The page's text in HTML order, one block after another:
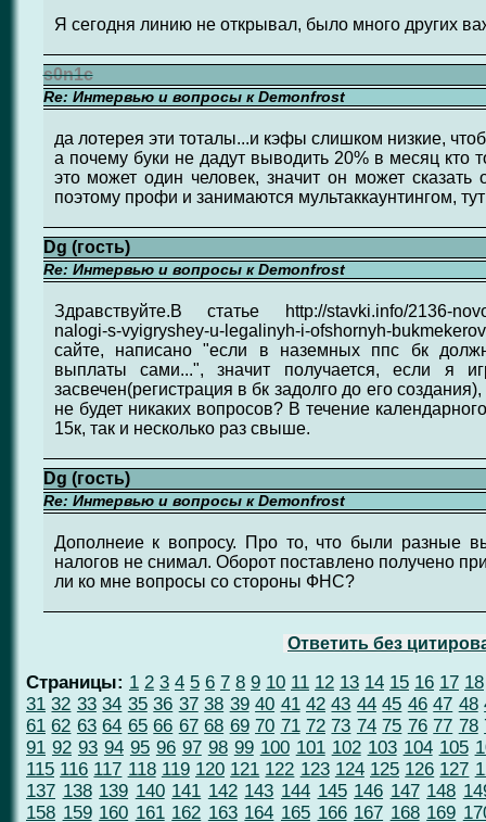
Я сегодня линию не открывал, было много других
s0n1c
Re: Интервью и вопросы к Demonfrost
да лотерея эти тоталы...и кэфы слишком низкие,
а почему буки не дадут выводить 20% в месяц кто
это может один человек, значит он может сказать
поэтому профи и занимаются мультаккаунтингом,
Dg (гость)
Re: Интервью и вопросы к Demonfrost
Здравствуйте.В статье http://stavki.info/2136-
nalogi-s-vyigryshey-u-legalinyh-i-ofshornyh-
сайте, написано "если в наземных ппс бк
выплаты сами...", значит получается, если я
засвечен(регистрация в бк задолго до его
не будет никаких вопросов? В течение
15к, так и несколько раз свыше.
Dg (гость)
Re: Интервью и вопросы к Demonfrost
Дополнеие к вопросу. Про то, что были разные
налогов не снимал. Оборот поставлено получено
ли ко мне вопросы со стороны ФНС?
Ответить без
Страницы: 1 2 3 4 5 6 7 8 9 10 11 12 13 14 15 16 17 18
31 32 33 34 35 36 37 38 39 40 41 42 43 44 45 46 47 48
61 62 63 64 65 66 67 68 69 70 71 72 73 74 75 76 77 78
91 92 93 94 95 96 97 98 99 100 101 102 103 104 105
115 116 117 118 119 120 121 122 123 124 125 126 127
137 138 139 140 141 142 143 144 145 146 147 148
158 159 160 161 162 163 164 165 166 167 168 169